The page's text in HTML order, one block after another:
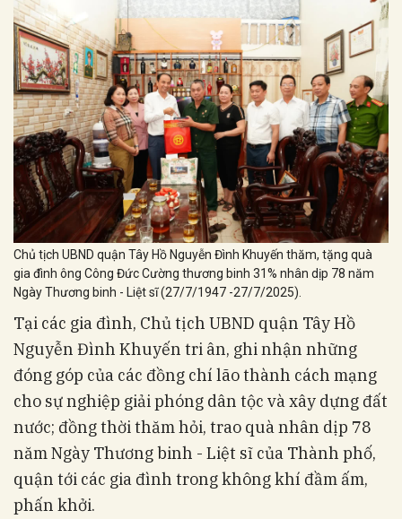
Chủ tịch UBND quận Tây Hồ Nguyễn Đình Khuyến thăm, tặng quà
gia đình ông Công Đức Cường thương binh 31% nhân dịp 78 năm
Ngày Thương binh - Liệt sĩ (27/7/1947 -27/7/2025).
Tại các gia đình, Chủ tịch UBND quận Tây Hồ
Nguyễn Đình Khuyến tri ân, ghi nhận những
đóng góp của các đồng chí lão thành cách mạng
cho sự nghiệp giải phóng dân tộc và xây dựng đất
nước; đồng thời thăm hỏi, trao quà nhân dịp 78
năm Ngày Thương binh - Liệt sĩ của Thành phố,
quận tới các gia đình trong không khí đầm ấm,
phấn khởi.